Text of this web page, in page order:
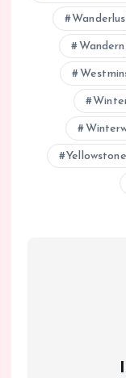
Wandern
Yellowstone